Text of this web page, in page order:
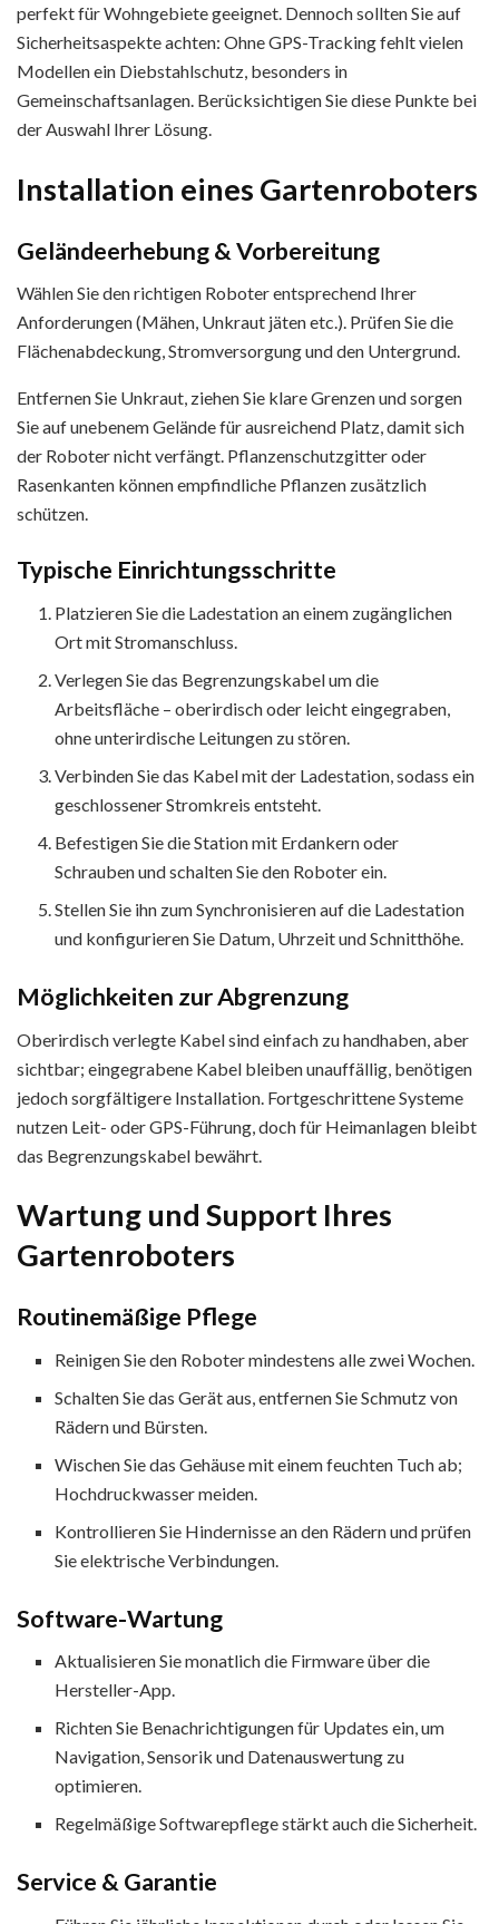
perfekt für Wohngebiete geeignet. Dennoch sollten Sie auf
Sicherheitsaspekte achten: Ohne GPS-Tracking fehlt vielen
Modellen ein Diebstahlschutz, besonders in
Gemeinschaftsanlagen. Berücksichtigen Sie diese Punkte bei
der Auswahl Ihrer Lösung.
Installation eines Gartenroboters
Geländeerhebung & Vorbereitung
Wählen Sie den richtigen Roboter entsprechend Ihrer
Anforderungen (Mähen, Unkraut jäten etc.). Prüfen Sie die
Flächenabdeckung, Stromversorgung und den Untergrund.
Entfernen Sie Unkraut, ziehen Sie klare Grenzen und sorgen
Sie auf unebenem Gelände für ausreichend Platz, damit sich
der Roboter nicht verfängt. Pflanzenschutzgitter oder
Rasenkanten können empfindliche Pflanzen zusätzlich
schützen.
Typische Einrichtungsschritte
Platzieren Sie die Ladestation an einem zugänglichen
Ort mit Stromanschluss.
Verlegen Sie das Begrenzungskabel um die
Arbeitsfläche – oberirdisch oder leicht eingegraben,
ohne unterirdische Leitungen zu stören.
Verbinden Sie das Kabel mit der Ladestation, sodass ein
geschlossener Stromkreis entsteht.
Befestigen Sie die Station mit Erdankern oder
Schrauben und schalten Sie den Roboter ein.
Stellen Sie ihn zum Synchronisieren auf die Ladestation
und konfigurieren Sie Datum, Uhrzeit und Schnitthöhe.
Möglichkeiten zur Abgrenzung
Oberirdisch verlegte Kabel sind einfach zu handhaben, aber
sichtbar; eingegrabene Kabel bleiben unauffällig, benötigen
jedoch sorgfältigere Installation. Fortgeschrittene Systeme
nutzen Leit- oder GPS-Führung, doch für Heimanlagen bleibt
das Begrenzungskabel bewährt.
Wartung und Support Ihres
Gartenroboters
Routinemäßige Pflege
Reinigen Sie den Roboter mindestens alle zwei Wochen.
Schalten Sie das Gerät aus, entfernen Sie Schmutz von
Rädern und Bürsten.
Wischen Sie das Gehäuse mit einem feuchten Tuch ab;
Hochdruckwasser meiden.
Kontrollieren Sie Hindernisse an den Rädern und prüfen
Sie elektrische Verbindungen.
Software-Wartung
Aktualisieren Sie monatlich die Firmware über die
Hersteller-App.
Richten Sie Benachrichtigungen für Updates ein, um
Navigation, Sensorik und Datenauswertung zu
optimieren.
Regelmäßige Softwarepflege stärkt auch die Sicherheit.
Service & Garantie